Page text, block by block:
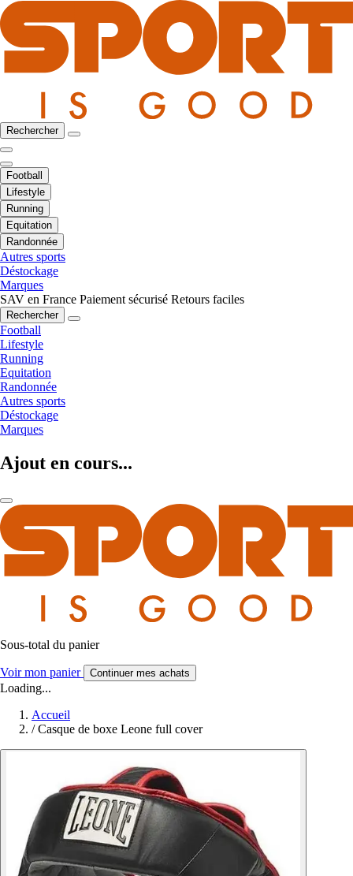
Rechercher
Football
Lifestyle
Running
Equitation
Randonnée
Autres sports
Déstockage
Marques
SAV en France Paiement sécurisé Retours faciles
Rechercher
Football
Lifestyle
Running
Equitation
Randonnée
Autres sports
Déstockage
Marques
Ajout en cours...
Sous-total du panier
Voir mon panier Continuer mes achats
Loading...
Accueil
/ Casque de boxe Leone full cover